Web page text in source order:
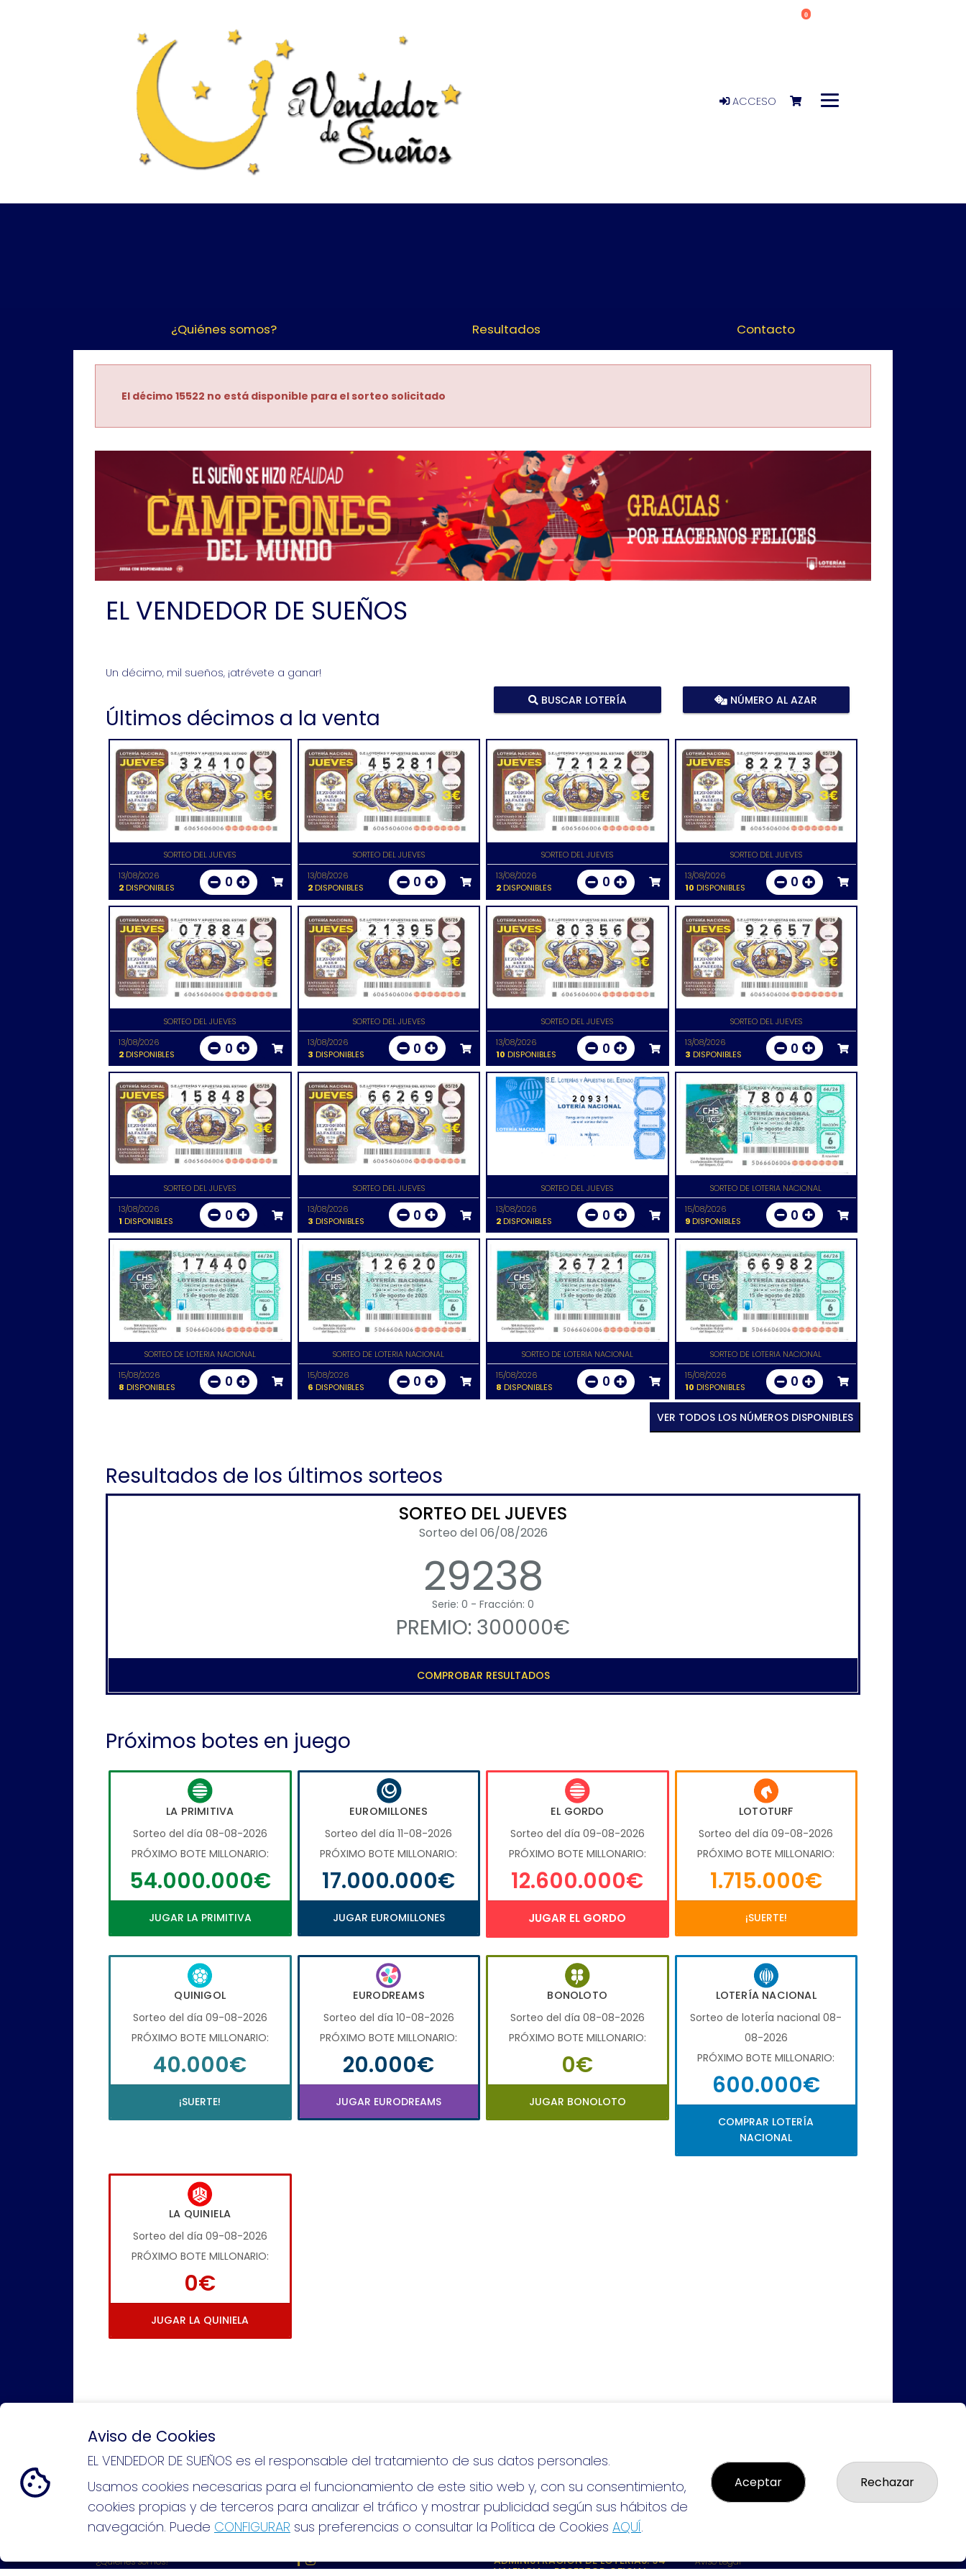
ACCESO
0
¿Quiénes somos? Resultados Contacto
El décimo 15522 no está disponible para el sorteo solicitado
EL VENDEDOR DE SUEÑOS
Un décimo, mil sueños, ¡atrévete a ganar!
Últimos décimos a la venta
BUSCAR LOTERÍA NÚMERO AL AZAR
SORTEO DEL JUEVES
13/08/2026
2DISPONIBLES 0
SORTEO DEL JUEVES
13/08/2026
2DISPONIBLES 0
SORTEO DEL JUEVES
13/08/2026
2DISPONIBLES 0
SORTEO DEL JUEVES
13/08/2026
10 DISPONIBLES 0
SORTEO DEL JUEVES
13/08/2026
2DISPONIBLES 0
SORTEO DEL JUEVES
13/08/2026
3 DISPONIBLES 0
SORTEO DEL JUEVES
13/08/2026
10 DISPONIBLES 0
SORTEO DEL JUEVES
13/08/2026
3 DISPONIBLES 0
SORTEO DEL JUEVES
13/08/2026
1 DISPONIBLES 0
SORTEO DEL JUEVES
13/08/2026
3 DISPONIBLES 0
20931
SORTEO DEL JUEVES
13/08/2026
2DISPONIBLES 0
SORTEO DE LOTERIA NACIONAL
15/08/2026
9DISPONIBLES 0
SORTEO DE LOTERIA NACIONAL
15/08/2026
8 DISPONIBLES 0
SORTEO DE LOTERIA NACIONAL
15/08/2026
6 DISPONIBLES 0
SORTEO DE LOTERIA NACIONAL
15/08/2026
8 DISPONIBLES 0
SORTEO DE LOTERIA NACIONAL
15/08/2026
10 DISPONIBLES 0
VER TODOS LOS NÚMEROS DISPONIBLES
Resultados de los últimos sorteos
SORTEO DEL JUEVES
Sorteo del 06/08/2026
29238
Serie: 0 - Fracción: 0
PREMIO: 300000€
COMPROBAR RESULTADOS
Próximos botes en juego
LA PRIMITIVA
Sorteo del día 08-08-2026
PRÓXIMO BOTE MILLONARIO:
54.000.000€
JUGAR LA PRIMITIVA
EUROMILLONES
Sorteo del día 11-08-2026
PRÓXIMO BOTE MILLONARIO:
17.000.000€
JUGAR EUROMILLONES
EL GORDO
Sorteo del día 09-08-2026
PRÓXIMO BOTE MILLONARIO:
12.600.000€
JUGAR EL GORDO
LOTOTURF
Sorteo del día 09-08-2026
PRÓXIMO BOTE MILLONARIO:
1.715.000€
¡SUERTE!
QUINIGOL
Sorteo del día 09-08-2026
PRÓXIMO BOTE MILLONARIO:
40.000€
¡SUERTE!
EURODREAMS
Sorteo del día 10-08-2026
PRÓXIMO BOTE MILLONARIO:
20.000€
JUGAR EURODREAMS
BONOLOTO
Sorteo del día 08-08-2026
PRÓXIMO BOTE MILLONARIO:
0€
JUGAR BONOLOTO
LOTERÍA NACIONAL
Sorteo de loterÍa nacional 08-
08-2026
PRÓXIMO BOTE MILLONARIO:
600.000€
COMPRAR LOTERÍA
NACIONAL
LA QUINIELA
Sorteo del día 09-08-2026
PRÓXIMO BOTE MILLONARIO:
0€
JUGAR LA QUINIELA
Si puedes soñarlo, puedes hacerlo, ¡mucha suerte!
EL VENDEDOR DE SUEÑOS
¿Quiénes somos?
REDES SOCIALES
ADMINISTRACION DE LOTERIAS: 94-
VALENCIA - RECEPTOR OFICIAL:
Aviso Legal
Aviso de Cookies
EL VENDEDOR DE SUEÑOS es el responsable del tratamiento de sus datos personales.
Usamos cookies necesarias para el funcionamiento de este sitio web y, con su consentimiento,
cookies propias y de terceros para analizar el tráfico y mostrar publicidad según sus hábitos de
navegación. Puede CONFIGURAR sus preferencias o consultar la Política de Cookies AQUÍ.
Aceptar Rechazar